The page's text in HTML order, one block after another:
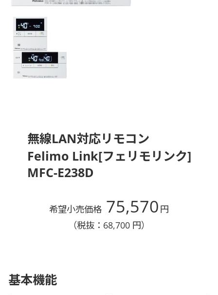
無線LAN対応リモコン
Felimo Link[フェリモリンク]
MFC-E238D
希望小売価格 75,570 円
（税抜：68,700 円）
基本機能